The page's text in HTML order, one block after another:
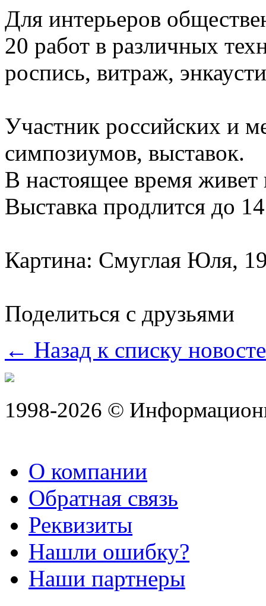
Для интерьеров
20 работ в различных
роспись, витраж,
Участник российских и
симпозиумов, выставок.
В настоящее время живет
Выставка продлится до
Картина: Смуглая Юля,
Поделиться с друзьями
← Назад к списку
1998-2026 ©
О компании
Обратная связь
Реквизиты
Нашли ошибку?
Наши партнеры